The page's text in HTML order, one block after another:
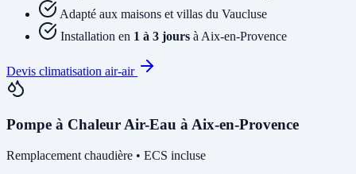
Adapté aux maisons et villas du Vaucluse
Installation en 1 à 3 jours à Aix-en-Provence
Devis climatisation air-air
Pompe à Chaleur Air-Eau à Aix-en-Provence
Remplacement chaudière • ECS incluse